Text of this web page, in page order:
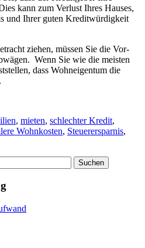
kann zum Verlust Ihres Hauses,
und Ihrer guten Kreditwürdigkeit
ziehen, müssen Sie die Vor-
Wenn Sie wie die meisten
dass Wohneigentum die
, mieten, schlechter Kredit,
Wohnkosten, Steuerersparnis,
Suchen